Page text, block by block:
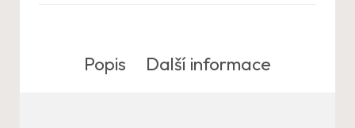
Popis Další informace